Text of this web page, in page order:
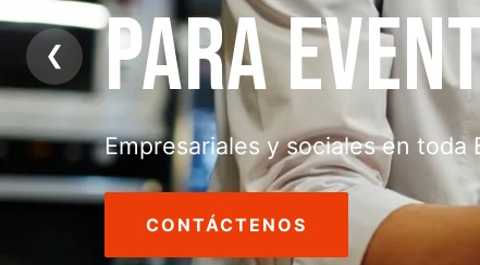
PARA
Empresariales y sociales en toda
CONTÁCTENOS
❮